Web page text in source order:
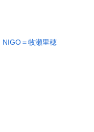
NIGO＝牧瀬里穂